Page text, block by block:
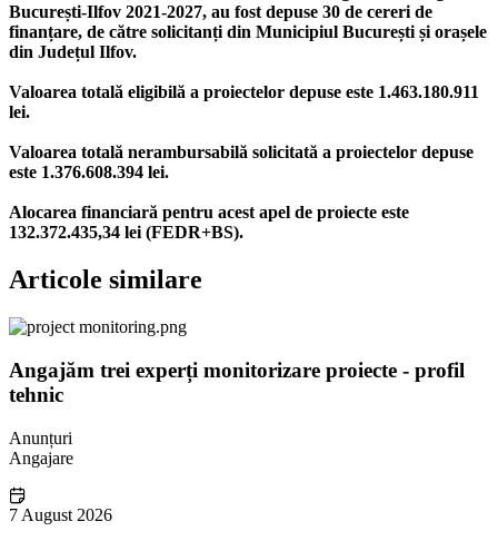
București-Ilfov 2021-2027, au fost depuse 30 de cereri de
finanțare, de către solicitanți din Municipiul București și orașele
din Județul Ilfov.
Valoarea totală eligibilă a proiectelor depuse este 1.463.180.911
lei.
Valoarea totală nerambursabilă solicitată a proiectelor depuse
este 1.376.608.394 lei.
Alocarea financiară pentru acest apel de proiecte este
132.372.435,34 lei (FEDR+BS).
Articole similare
Angajăm trei experți monitorizare proiecte - profil
tehnic
Anunțuri
Angajare
7 August 2026